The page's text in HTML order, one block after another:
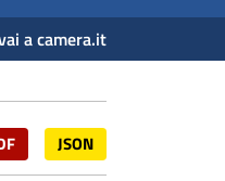
a camera.it
JSON